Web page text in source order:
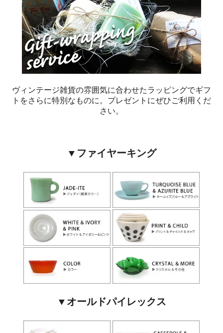
ヴィンテージ雑貨の雰囲気に合わせたラッピングでギフ
トをさらに特別なものに。プレゼントにぜひご利用くだ
さい。
▼ファイヤーキング
▼オールドパイレックス